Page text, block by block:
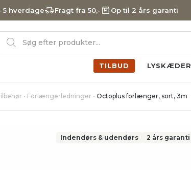
5 hverdage Fragt fra 50,- Op til 2 års garanti
search
TILBUD LYSKÆDER
• Forlængerledninger • Octoplus forlænger, sort, 3m
Indendørs & udendørs 2 års garanti